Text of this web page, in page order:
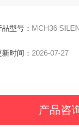
品型号： MCH36
新时间： 2026-07-27
产品咨